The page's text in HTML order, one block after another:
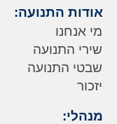
אודות התנועה:
מי אנחנו
שירי התנועה
שבטי התנועה
יזכור
מנהלי: